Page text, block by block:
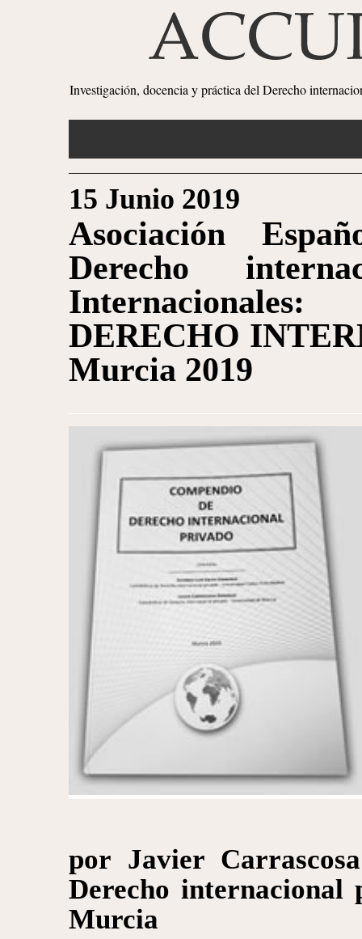
Investigación, docencia y práctica del Derecho
15 Junio 2019
Asociación
Derecho
DERECHO
Murcia 2019
por Javier
Derecho internacional
Murcia